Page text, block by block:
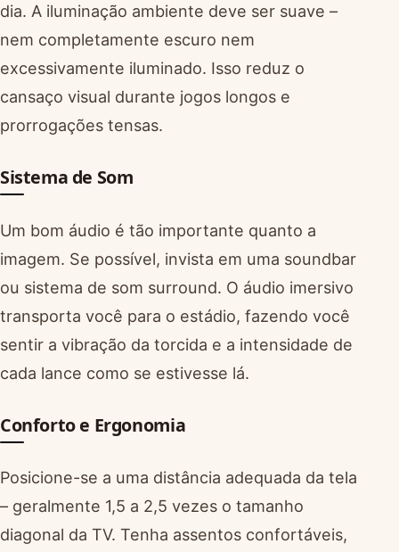
dia. A iluminação ambiente deve ser suave –
nem completamente escuro nem
excessivamente iluminado. Isso reduz o
cansaço visual durante jogos longos e
prorrogações tensas.
Sistema de Som
Um bom áudio é tão importante quanto a
imagem. Se possível, invista em uma soundbar
ou sistema de som surround. O áudio imersivo
transporta você para o estádio, fazendo você
sentir a vibração da torcida e a intensidade de
cada lance como se estivesse lá.
Conforto e Ergonomia
Posicione-se a uma distância adequada da tela
– geralmente 1,5 a 2,5 vezes o tamanho
diagonal da TV. Tenha assentos confortáveis,